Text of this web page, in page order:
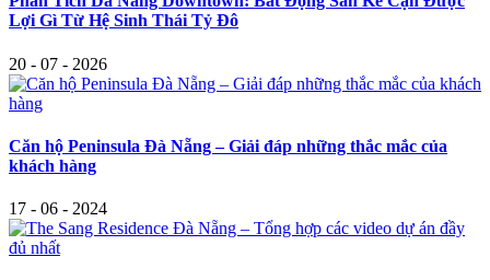
Lợi Gì Từ Hệ Sinh Thái Tỷ Đô
20 - 07 - 2026
Căn hộ Peninsula Đà Nẵng – Giải đáp những thắc mắc của
khách hàng
17 - 06 - 2024